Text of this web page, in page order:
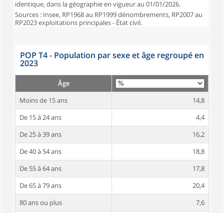
identique, dans la géographie en vigueur au 01/01/2026.
Sources : Insee, RP1968 au RP1999 dénombrements, RP2007 au
RP2023 exploitations principales - État civil.
POP T4 - Population par sexe et âge regroupé en
2023
Âge
Moins de 15 ans
14,8
De 15 à 24 ans
4,4
De 25 à 39 ans
16,2
De 40 à 54 ans
18,8
De 55 à 64 ans
17,8
De 65 à 79 ans
20,4
80 ans ou plus
7,6